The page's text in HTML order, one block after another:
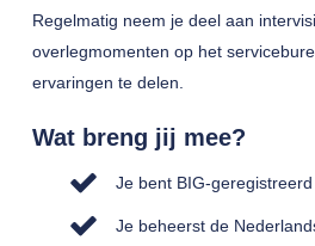
Regelmatig neem je deel aan
overlegmomenten op het
ervaringen te delen.
Wat breng jij mee?
Je bent BIG-
Je beheerst de